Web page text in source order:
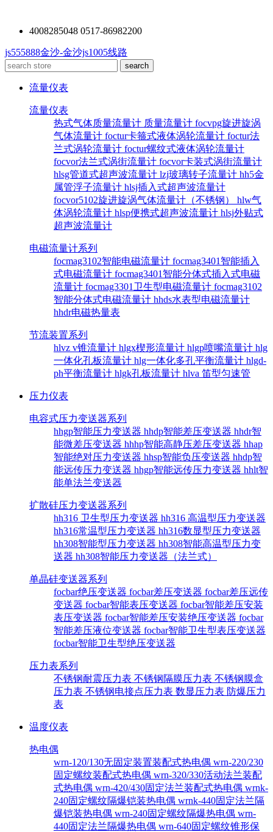
4008285048 0517-86982200
js555888金沙-金沙js1005线路
流量仪表
流量仪表
热式气体质量流量计 质量流量计 focvpg旋进旋涡
气体流量计 foctur卡箍式液体涡轮流量计 foctur法
兰式涡轮流量计 foctur螺纹式液体涡轮流量计
focvor法兰式涡街流量计 focvor卡装式涡街流量计
hlsg管道式超声波流量计 lzj玻璃转子流量计 hh5金
属管浮子流量计 hlsj插入式超声波流量计
focvor5102旋进旋涡气体流量计（不锈钢） hlw气
体涡轮流量计 hlsp便携式超声波流量计 hlsj外贴式
超声波流量计
电磁流量计系列
focmag3102智能电磁流量计 focmag3401智能插入
式电磁流量计 focmag3401智能分体式插入式电磁
流量计 focmag3301卫生型电磁流量计 focmag3102
智能分体式电磁流量计 hhds水表型电磁流量计
hhdr电磁热量表
节流装置系列
hlvz v锥流量计 hlgx楔形流量计 hlgp喷嘴流量计 hlg
一体化孔板流量计 hlg一体化多孔平衡流量计 hlgd-
ph平衡流量计 hlgk孔板流量计 hlva 笛型匀速管
压力仪表
电容式压力变送器系列
hhgp智能压力变送器 hhdp智能差压变送器 hhdr智
能微差压变送器 hhhp智能高静压差压变送器 hhap
智能绝对压力变送器 hhsp智能负压变送器 hhdp智
能远传压力变送器 hhgp智能远传压力变送器 hhlt智
能单法兰变送器
扩散硅压力变送器系列
hh316 卫生型压力变送器 hh316 高温型压力变送器
hh316常温型压力变送器 hh316数显型压力变送器
hh308智能型压力变送器 hh308智能高温型压力变
送器 hh308智能压力变送器（法兰式）
单晶硅变送器系列
focbar绝压变送器 focbar差压变送器 focbar差压远传
变送器 focbar智能表压变送器 focbar智能差压安装
表压变送器 focbar智能差压安装绝压变送器 focbar
智能差压液位变送器 focbar智能卫生型表压变送器
focbar智能卫生型绝压变送器
压力表系列
不锈钢耐震压力表 不锈钢隔膜压力表 不锈钢膜盒
压力表 不锈钢电接点压力表 数显压力表 防爆压力
表
温度仪表
热电偶
wrn-120/130无固定装置装配式热电偶 wrn-220/230
固定螺纹装配式热电偶 wrn-320/330活动法兰装配
式热电偶 wrn-420/430固定法兰装配式热电偶 wrnk-
240固定螺纹隔爆铠装热电偶 wrnk-440固定法兰隔
爆铠装热电偶 wrn-240固定螺纹隔爆热电偶 wrn-
440固定法兰隔爆热电偶 wrn-640固定螺纹锥形保